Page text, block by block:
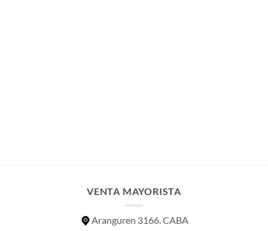
VENTA MAYORISTA
Aranguren 3166. CABA